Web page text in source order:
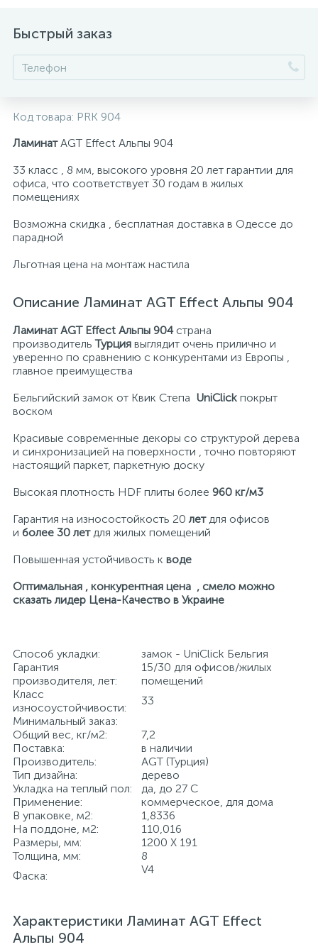
Быстрый заказ
Код товара: PRK 904
ЛаминатAGT Effect Альпы 904
33 класс , 8 мм, высокого уровня 20 лет гарантии для
офиса, что соответствует 30 годам в жилых
помещениях
Возможна скидка , бесплатная доставка в Одессе до
парадной
Льготная цена на монтаж настила
Описание Ламинат AGT Effect Альпы 904
Ламинат AGT Effect Альпы 904 страна
производительТурция выглядит очень прилично и
уверенно по сравнению с конкурентами из Европы ,
главное преимущества
Бельгийский замок от Квик Степа UniClick покрыт
воском
Красивые современные декоры со структурой дерева
и синхронизацией на поверхности , точно повторяют
настоящий паркет, паркетную доску
Высокая плотность HDF плиты более 960 кг/м3
Гарантия на износостойкость 20 летдля офисов
и более 30 летдля жилых помещений
Повышенная устойчивость к воде
Оптимальная , конкурентная цена , смело можно
сказать лидер Цена-Качество в Украине
Способ укладки:
замок - UniClick Бельгия
Гарантия
производителя, лет:
15/30 для офисов/жилых
помещений
Класс
износоустойчивости:
33
Минимальный заказ:
Общий вес, кг/м2:
7,2
Поставка:
в наличии
Производитель:
AGT (Турция)
Тип дизайна:
дерево
Укладка на теплый пол:
да, до 27 С
Применение:
коммерческое, для дома
В упаковке, м2:
1,8336
На поддоне, м2:
110,016
Размеры, мм:
1200 Х 191
Толщина, мм:
8
Фаска:
V4
Характеристики Ламинат AGT Effect
Альпы 904